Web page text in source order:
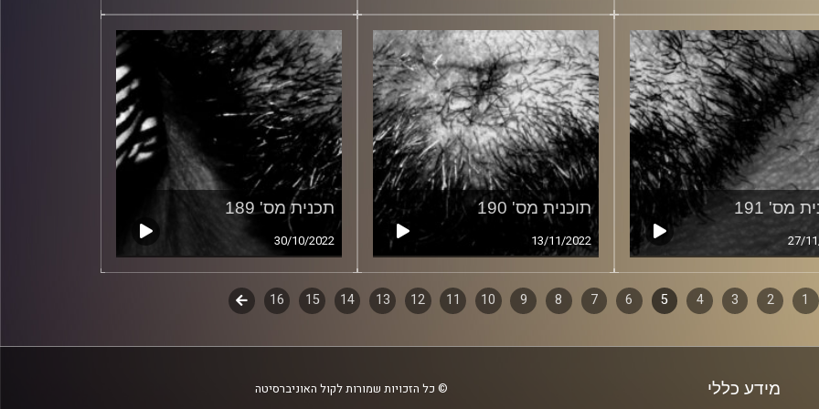
מס' 191
27/
תוכנית מס' 190
13/11/2022
תכנית מס' 189
30/10/2022
1
2
3
4
5
6
7
8
9
10
11
12
13
14
15
16
לשלב
מידע כללי © כל הזכויות שמורות לקול האוניברסיטה